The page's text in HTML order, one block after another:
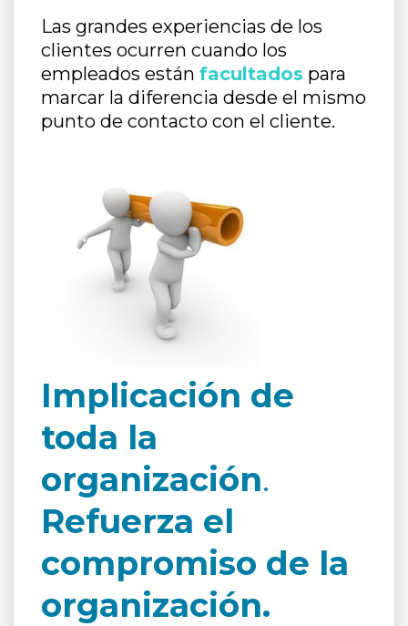
Las grandes experiencias de los
clientes ocurren cuando los
empleados están facultados para
marcar la diferencia desde el mismo
punto de contacto con el cliente.
Implicación de
toda la
organización.
Refuerza el
compromiso de la
organización.